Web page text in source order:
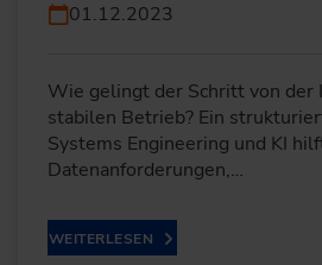
01.12.2023
Wie gelingt der Schritt von der
stabilen Betrieb? Ein
Systems Engineering und KI
Datenanforderungen,…
WEITERLESEN